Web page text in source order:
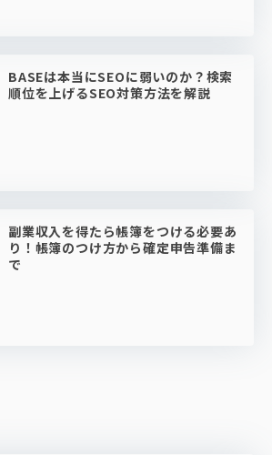
BASEは本当にSEOに弱いのか？検索
順位を上げるSEO対策方法を解説
副業収入を得たら帳簿をつける必要あ
り！帳簿のつけ方から確定申告準備ま
で